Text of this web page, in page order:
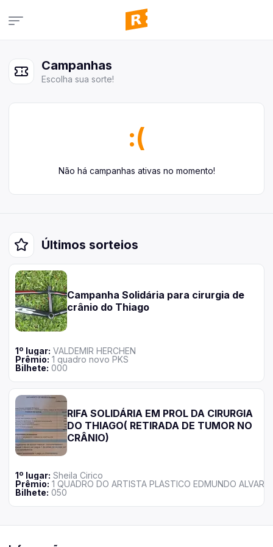
Veja todas as campanhas disponíveis
Campanhas
Escolha sua sorte!
:(
Não há campanhas ativas no momento!
Últimos sorteios
Campanha Solidária para cirurgia de
crânio do Thiago
1º lugar: VALDEMIR HERCHEN
Prêmio: 1 quadro novo PKS
Bilhete: 000
RIFA SOLIDÁRIA EM PROL DA CIRURGIA
DO THIAGO( RETIRADA DE TUMOR NO
CRÂNIO)
1º lugar: Sheila Cirico
Prêmio: 1 QUADRO DO ARTISTA PLÁSTICO EDMUNDO
Bilhete: 050